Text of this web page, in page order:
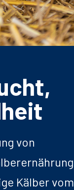
von
Kälber vom